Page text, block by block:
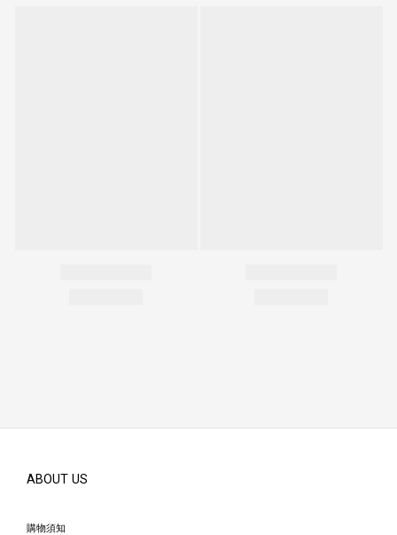
ABOUT US
購物須知